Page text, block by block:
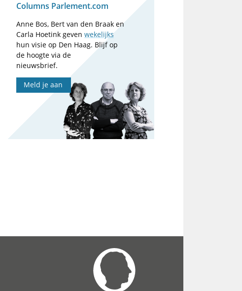
Columns Parlement.com
Anne Bos, Bert van den Braak en
Carla Hoetink gevenwekelijks
hun visie op Den Haag. Blijf op
de hoogte via de
nieuwsbrief.
Meld je aan